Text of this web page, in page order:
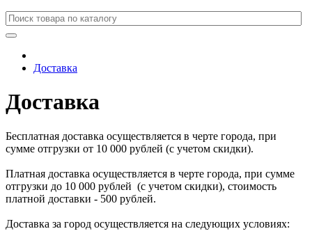
Доставка
Доставка
Бесплатная доставка осуществляется в черте города, при
сумме отгрузки от 10 000 рублей (с учетом скидки).
Платная доставка осуществляется в черте города, при сумме
отгрузки до 10 000 рублей (с учетом скидки), стоимость
платной доставки - 500 рублей.
Доставка за город осуществляется на следующих условиях: